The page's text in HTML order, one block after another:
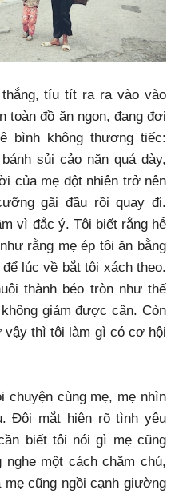
tíu tít ra ra vào vào
toàn đồ ăn ngon, đang đợi
bình không thương tiếc:
sủi cảo nặn quá dày,
của mẹ đột nhiên trở nên
gãi đầu rồi quay đi.
vì đắc ý. Tôi biết rằng hễ
rằng mẹ ép tôi ăn bằng
lúc về bắt tôi xách theo.
thành béo tròn như thế
giảm được cân. Còn
vậy thì tôi làm gì có cơ hội
chuyện cùng mẹ, mẹ nhìn
Đôi mắt hiện rõ tình yêu
biết tôi nói gì mẹ cũng
nghe một cách chăm chú,
cũng ngồi cạnh giường